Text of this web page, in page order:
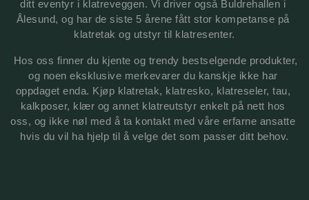
ditt eventyr i klatreveggen. Vi driver også Buldrehallen i
Ålesund, og har de siste 5 årene fått stor kompetanse på
klatretak og utstyr til klatresenter.
Hos oss finner du kjente og trendy bestselgende produkter,
og noen eksklusive merkevarer du kanskje ikke har
oppdaget enda. Kjøp klatretak, klatresko, klatreseler, tau,
kalkposer, klær og annet klatreutstyr enkelt på nett hos
oss, og ikke nøl med å ta kontakt med våre erfarne ansatte
hvis du vil ha hjelp til å velge det som passer ditt behov.